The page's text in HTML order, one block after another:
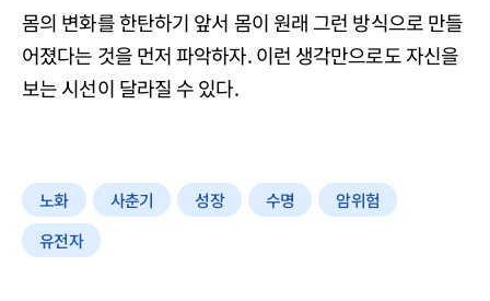
몸의 변화를 한탄하기 앞서 몸이 원래 그런 방식으로 만들
어졌다는 것을 먼저 파악하자. 이런 생각만으로도 자신을
보는 시선이 달라질 수 있다.
노화 사춘기 성장 수명
암위험
유전자